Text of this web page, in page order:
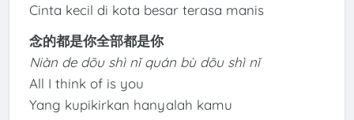
Cinta kecil di kota besar terasa manis
念的都是你全部都是你
Niàn de dōu shì nǐ quán bù dōu shì nǐ
All I think of is you
Yang kupikirkan hanyalah kamu